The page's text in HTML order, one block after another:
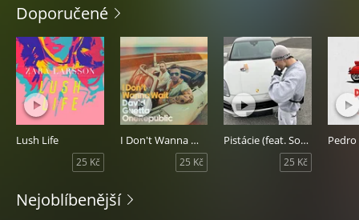
Uvítací
melodie
Doporučené
Lush Life
25 Kč
I Don't Wanna Wait
25 Kč
Pistácie (feat. Sofian Medjmedj)
25 Kč
Pedro
Nejoblíbenější